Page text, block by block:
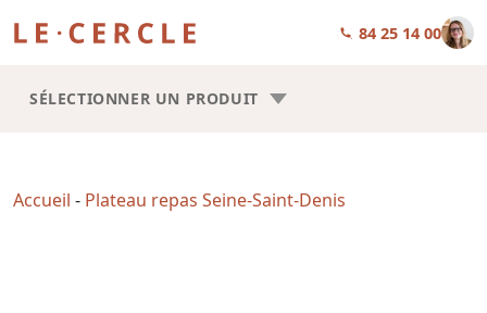
01 84 25 14 00
SÉLECTIONNER UN PRODUIT
Accueil - Plateau repas Seine-Saint-Denis